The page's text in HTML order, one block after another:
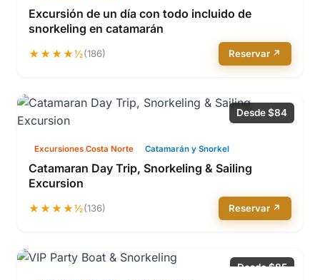
Excursión de un día con todo incluido de
snorkeling en catamarán
★★★★½(186) Reservar ↗
Desde $84
Excursiones Costa Norte Catamarán y Snorkel
Catamaran Day Trip, Snorkeling & Sailing
Excursion
★★★★½(136) Reservar ↗
Desde $85